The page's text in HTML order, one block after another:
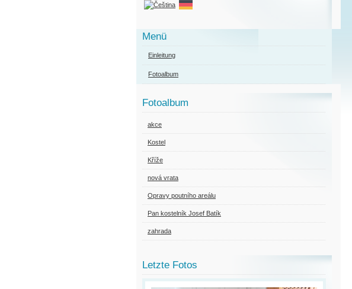
Menü
Einleitung
Fotoalbum
Fotoalbum
akce
Kostel
Kříže
nová vrata
Opravy poutního areálu
Pan kostelník Josef Batík
zahrada
Letzte Fotos